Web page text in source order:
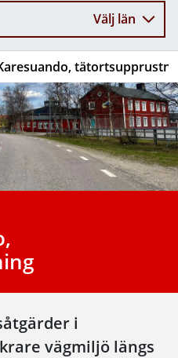
Välj län
i
vägmiljö längs